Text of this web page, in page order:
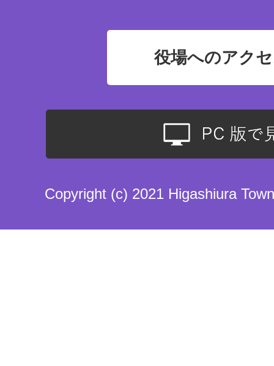
役場へのアク
Copyright (c) 2021 Higashiura